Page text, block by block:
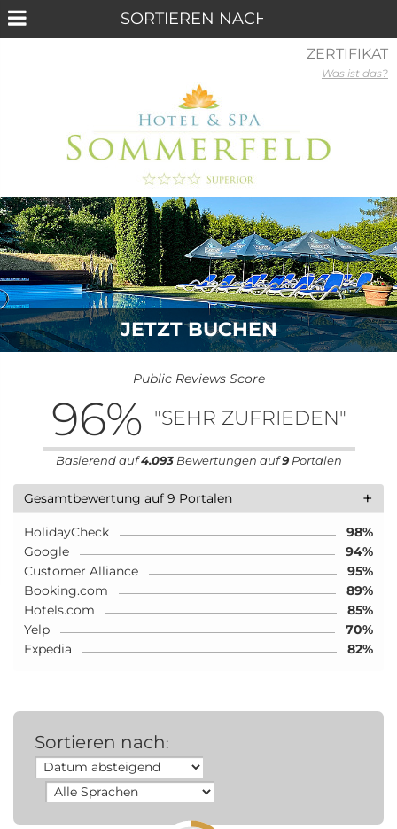
JETZT BUCHEN
Public Reviews Score
96% "SEHR ZUFRIEDEN"
Basierend auf4.093Bewertungen auf9Portalen
+
Gesamtbewertung auf 9 Portalen
HolidayCheck
98%
Google
94%
Customer Alliance
95%
Booking.com
89%
Hotels.com
85%
Yelp
70%
Expedia
82%
Sortieren nach:
ZERTIFIKAT
Was ist das?